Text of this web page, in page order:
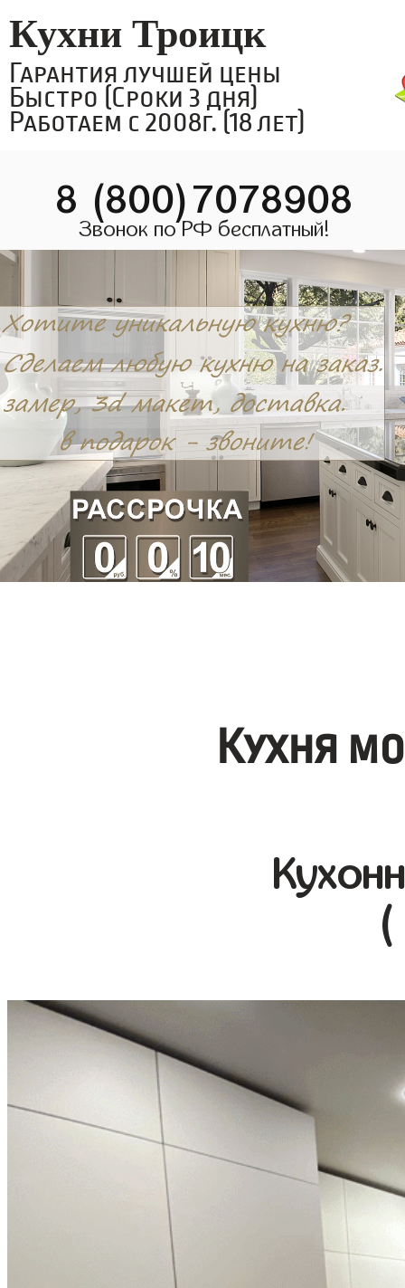
Кухни Троицк
Гарантия лучшей цены
Быстро (Сроки 3 дня)
Работаем с 2008г. (18 лет)
8 (800)7078908
Звонок по РФ бесплатный!
Кухня
(